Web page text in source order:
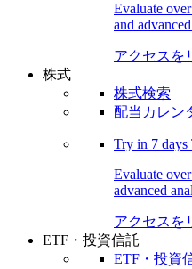
Evaluate over
and
アクセスを
株式
株式検索
配当カレン
Try in 7 days
Evaluate over
advanced
アクセスを
ETF・投資信託
ETF・投資